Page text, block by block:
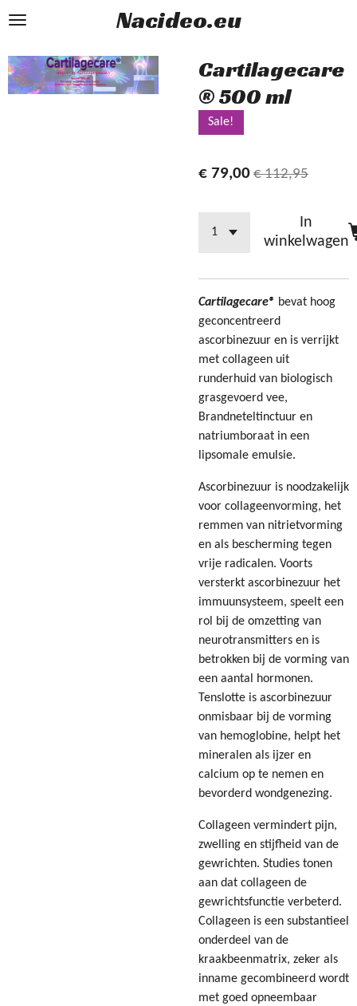
Ga
naar
de
hoofdinhoud
Nacideo.eu
Cartilagecare
® 500 ml
Sale!
€ 79,00 € 112,95
In
winkelwagen
Cartilagecare® bevat hoog
geconcentreerd
ascorbinezuur en is verrijkt
met collageen uit
runderhuid van biologisch
grasgevoerd vee,
Brandneteltinctuur en
natriumboraat in een
lipsomale emulsie.
Ascorbinezuur is noodzakelijk
voor collageenvorming, het
remmen van nitrietvorming
en als bescherming tegen
vrije radicalen. Voorts
versterkt ascorbinezuur het
immuunsysteem, speelt een
rol bij de omzetting van
neurotransmitters en is
betrokken bij de vorming van
een aantal hormonen.
Tenslotte is ascorbinezuur
onmisbaar bij de vorming
van hemoglobine, helpt het
mineralen als ijzer en
calcium op te nemen en
bevorderd wondgenezing.
Collageen vermindert pijn,
zwelling en stijfheid van de
gewrichten. Studies tonen
aan dat collageen de
gewrichtsfunctie verbeterd.
Collageen is een substantieel
onderdeel van de
kraakbeenmatrix, zeker als
inname gecombineerd wordt
met goed opneembaar